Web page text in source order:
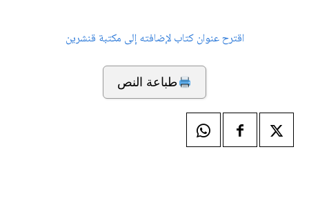
اقترح عنوان كتاب لإضافته إلى مكتبة قنشرين
طباعة النص